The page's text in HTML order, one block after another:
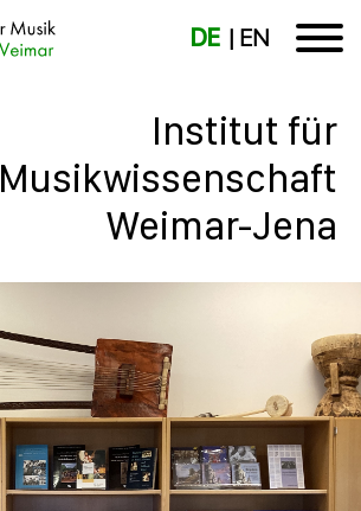
DE EN
Institut für
Musikwissenschaft
Weimar-Jena